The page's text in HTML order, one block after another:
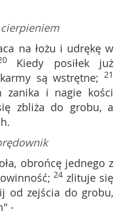
na łożu i udrękę w
Kiedy posiłek już
są wstrętne; 21
zanika i nagie kości
zbliża do grobu, a
obrońcę jednego z
24 zlituje się
od zejścia do grobu,
-